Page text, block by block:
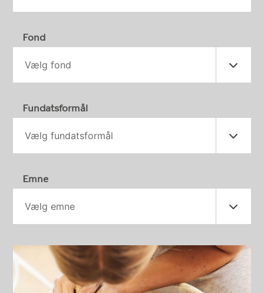
Fond
Vælg fond
Fundatsformål
Vælg fundatsformål
Emne
Vælg emne